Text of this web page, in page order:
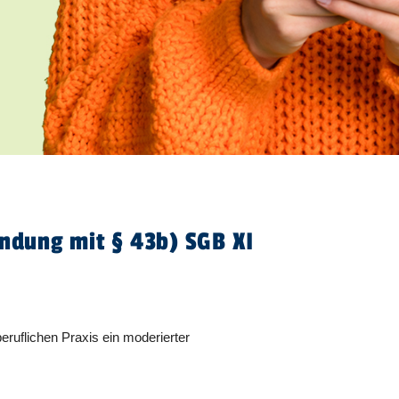
mit § 43b) SGB XI
Praxis ein moderierter